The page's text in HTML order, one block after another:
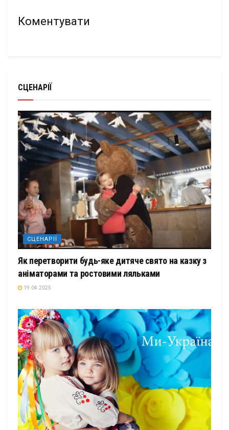
Коментувати
СЦЕНАРІЇ
СЦЕНАРІЇ
Як перетворити будь-яке дитяче свято на казку з
аніматорами та ростовими ляльками
19.04.2025